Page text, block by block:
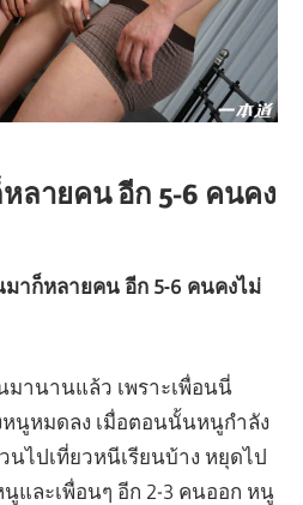
ลายคน อีก 5-6 คนคง
มาก็หลายคน อีก 5-6 คนคงไม่
มานานแล้ว เพราะเพื่อนนี่
นูหมดลง เมื่อตอนนั้นหนูกำลัง
นไปเที่ยวหนีเรียนบ้าง หยุดไป
นูและเพื่อนๆ อีก 2-3 คนออก หนู